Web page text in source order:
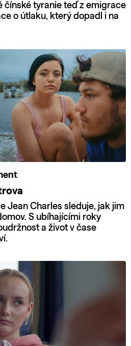
čínské tyranie teď z emigrace
o útlaku, který dopadl i na
Jean Charles sleduje, jak jim
S ubíhajícími roky
a život v čase